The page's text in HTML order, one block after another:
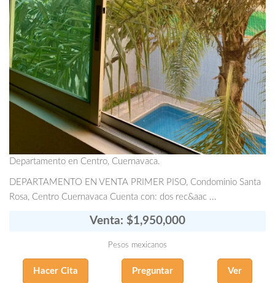
Departamento en Centro, Cuernavaca.
DEPARTAMENTO EN VENTA PRIMER PISO, Condominio Santa
Rosa, Centro Cuernavaca Cuenta con: dos rec&aac ...
Venta: $1,950,000
Pesos mexicanos
Hacer Cita Preguntar Ver